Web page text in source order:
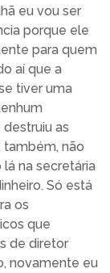
eu vou ser
porque ele
para quem
aí que a
tiver uma
as
também, não
na secretária
Só está
os
que
de diretor
novamente eu